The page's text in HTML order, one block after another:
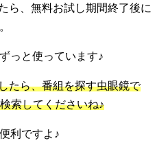
ら、無料お試し期間終了後に
っと使っています♪
たら、番組を探す虫眼鏡で
索してくださいね♪
利ですよ♪